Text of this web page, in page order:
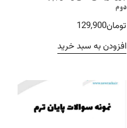
دوم
تومان129,900
افزودن به سبد خرید